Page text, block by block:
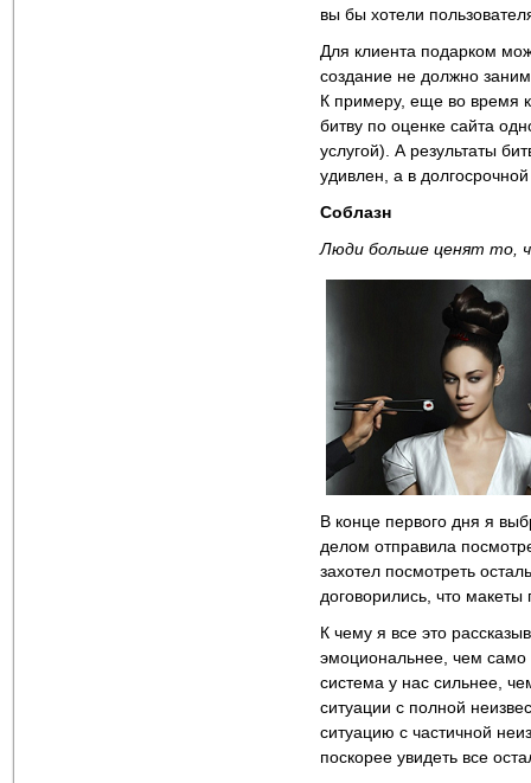
вы бы хотели
Для клиента подарком
создание не должно
К примеру, еще во время
битву по оценке сайта
услугой). А результаты
удивлен, а в долгосрочной
Соблазн
Люди больше ценят то,
В конце первого дня я
делом отправила
захотел посмотреть
договорились, что макеты
К чему я все это
эмоциональнее, чем
система у нас сильнее,
ситуации с полной
ситуацию с частичной
поскорее увидеть все